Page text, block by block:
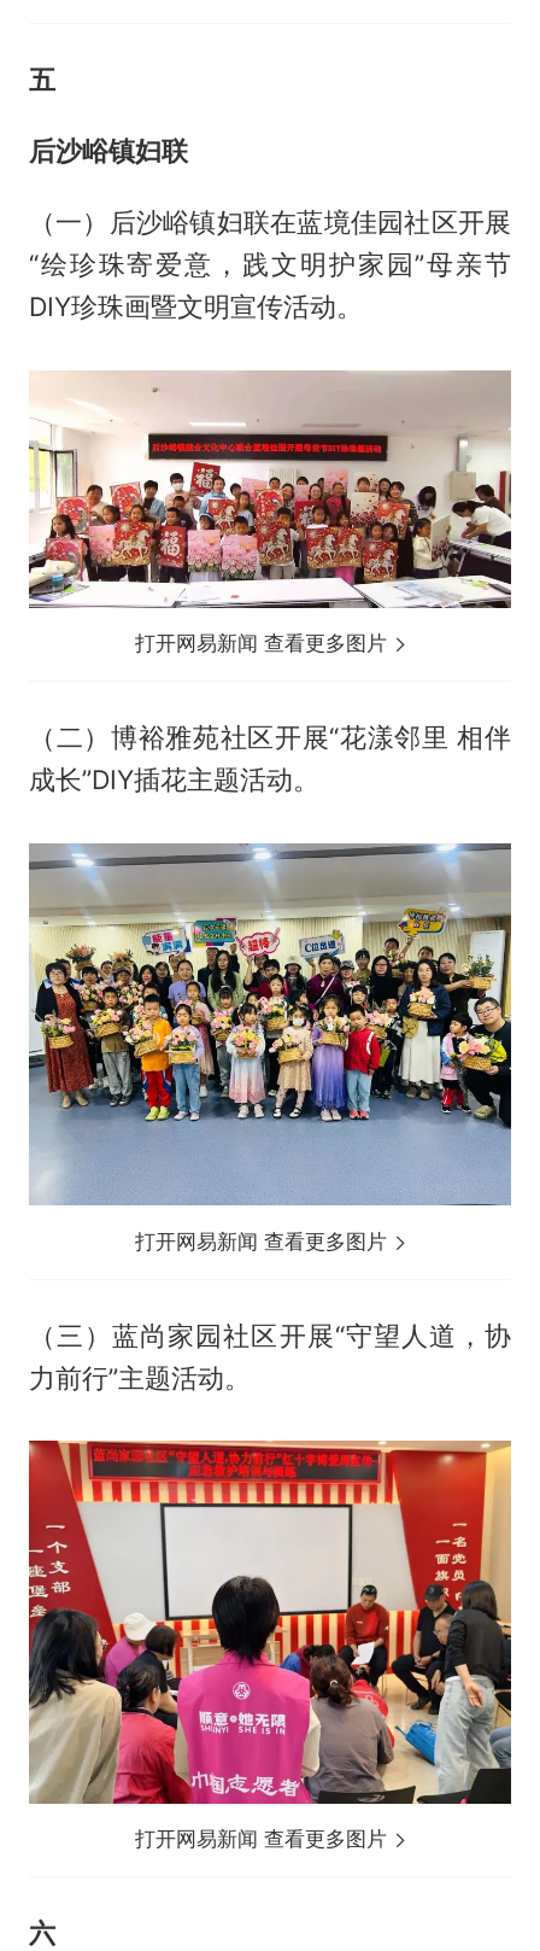
五
后沙峪镇妇联
（一）后沙峪镇妇联在蓝境佳园社区开展
“绘珍珠寄爱意，践文明护家园”母亲节
DIY珍珠画暨文明宣传活动。
打开网易新闻 查看更多图片
（二）博裕雅苑社区开展“花漾邻里 相伴
成长”DIY插花主题活动。
打开网易新闻 查看更多图片
（三）蓝尚家园社区开展“守望人道，协
力前行”主题活动。
打开网易新闻 查看更多图片
六